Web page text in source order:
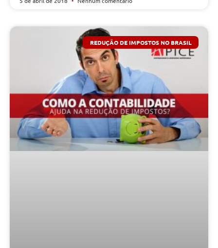
REDUÇÃO DE IMPOSTOS NO BRASIL